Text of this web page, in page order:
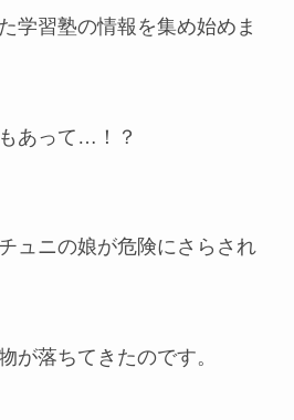
学習塾の情報を集め始めま
あって…！？
ュニの娘が危険にさらされ
が落ちてきたのです。